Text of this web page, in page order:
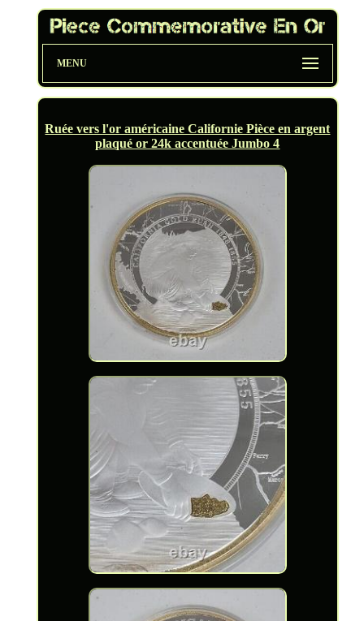
MENU
Ruée vers l'or américaine Californie Pièce en argent
plaqué or 24k accentuée Jumbo 4